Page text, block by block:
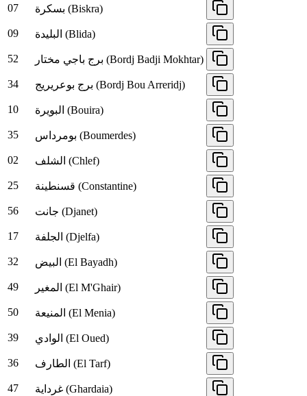
07 بسكرة (Biskra)
09 البليدة (Blida)
52 برج باجي مختار (Bordj Badji Mokhtar)
34 برج بوعريريج (Bordj Bou Arreridj)
10 البويرة (Bouira)
35 بومرداس (Boumerdes)
02 الشلف (Chlef)
25 قسنطينة (Constantine)
56 جانت (Djanet)
17 الجلفة (Djelfa)
32 البيض (El Bayadh)
49 المغير (El M'Ghair)
50 المنيعة (El Menia)
39 الوادي (El Oued)
36 الطارف (El Tarf)
47 غرداية (Ghardaia)